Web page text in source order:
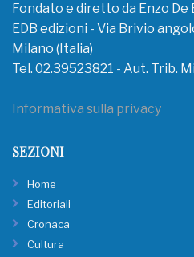
Fondato e diretto da Enzo De
EDB edizioni - Via Brivio
Milano (Italia)
Tel. 02.39523821 - Aut. Trib.
Informativa sulla privacy
SEZIONI
Home
Editoriali
Cronaca
Cultura